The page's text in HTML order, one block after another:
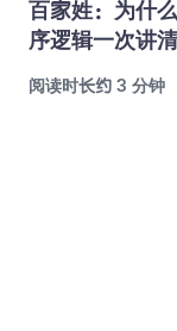
百家姓：为什
序逻辑一次讲清
阅读时长约 3 分钟